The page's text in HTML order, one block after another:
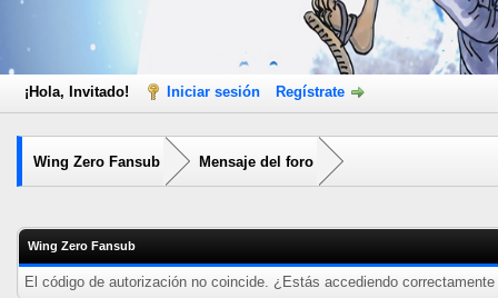
¡Hola, Invitado! Iniciar sesión Regístrate
Wing Zero Fansub Mensaje del foro
Wing Zero Fansub
El código de autorización no coincide. ¿Estás accediendo